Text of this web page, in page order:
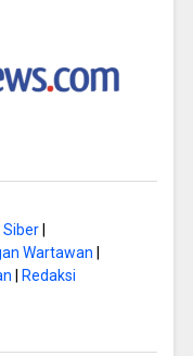
Siber|
Wartawan
Redaksi